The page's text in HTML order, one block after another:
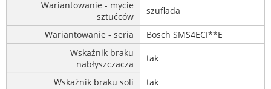
Wariantowanie - mycie
sztućców
szuflada
Wariantowanie - seria
Bosch SMS4ECI**E
Wskaźnik braku
nabłyszczacza
tak
Wskaźnik braku soli
tak